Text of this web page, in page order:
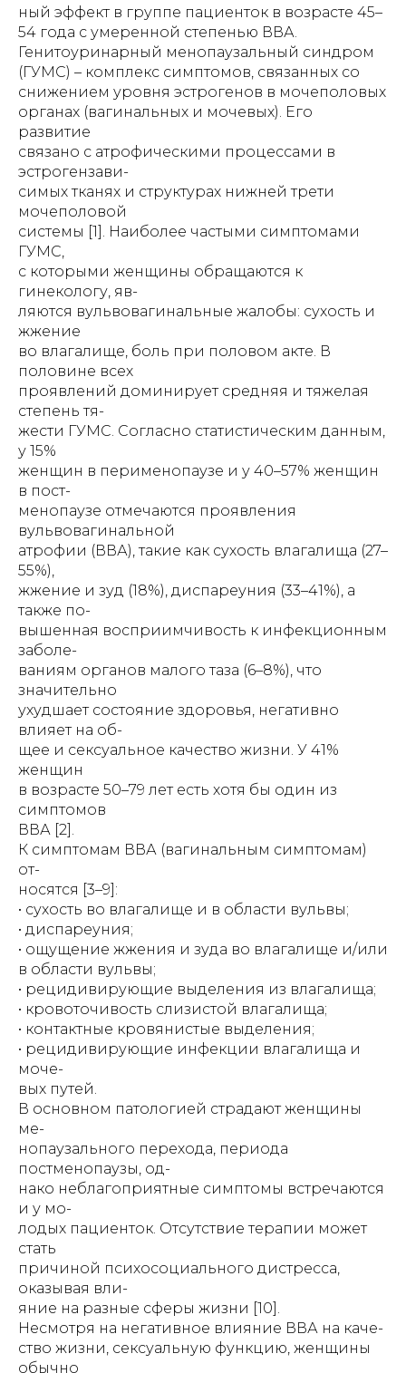
ный эффект в группе пациенток в возрасте 45–
54 года с умеренной степенью ВВА.
Генитоуринарный менопаузальный синдром
(ГУМС) – комплекс симптомов, связанных со
снижением уровня эстрогенов в мочеполовых
органах (вагинальных и мочевых). Его
развитие
связано с атрофическими процессами в
эстрогензави-
симых тканях и структурах нижней трети
мочеполовой
системы [1]. Наиболее частыми симптомами
ГУМС,
с которыми женщины обращаются к
гинекологу, яв-
ляются вульвовагинальные жалобы: сухость и
жжение
во влагалище, боль при половом акте. В
половине всех
проявлений доминирует средняя и тяжелая
степень тя-
жести ГУМС. Согласно статистическим данным,
у 15%
женщин в перименопаузе и у 40–57% женщин
в пост-
менопаузе отмечаются проявления
вульвовагинальной
атрофии (ВВА), такие как сухость влагалища (27–
55%),
жжение и зуд (18%), диспареуния (33–41%), а
также по-
вышенная восприимчивость к инфекционным
заболе-
ваниям органов малого таза (6–8%), что
значительно
ухудшает состояние здоровья, негативно
влияет на об-
щее и сексуальное качество жизни. У 41%
женщин
в возрасте 50–79 лет есть хотя бы один из
симптомов
ВВА [2].
К симптомам ВВА (вагинальным симптомам)
от-
носятся [3–9]:
• сухость во влагалище и в области вульвы;
• диспареуния;
• ощущение жжения и зуда во влагалище и/или
в области вульвы;
• рецидивирующие выделения из влагалища;
• кровоточивость слизистой влагалища;
• контактные кровянистые выделения;
• рецидивирующие инфекции влагалища и
моче-
вых путей.
В основном патологией страдают женщины
ме-
нопаузального перехода, периода
постменопаузы, од-
нако неблагоприятные симптомы встречаются
и у мо-
лодых пациенток. Отсутствие терапии может
стать
причиной психосоциального дистресса,
оказывая вли-
яние на разные сферы жизни [10].
Несмотря на негативное влияние ВВА на каче-
ство жизни, сексуальную функцию, женщины
обычно